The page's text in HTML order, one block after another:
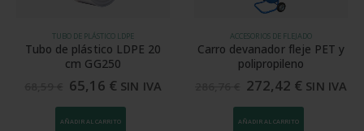
TUBO DE PLÁSTICO LDPE
Tubo de plástico LDPE 20
cm GG250
65,16 € SIN IVA
AÑADIR AL CARRITO
ACCESORIOS DE FLEJADO
Carro devanador fleje PET y
polipropileno
272,42 € SIN IVA
AÑADIR AL CARRITO